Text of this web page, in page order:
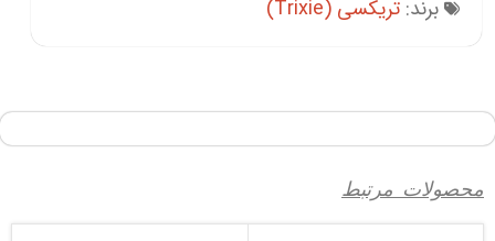
برند: تریکسی (Trixie)
محصولات مرتبط